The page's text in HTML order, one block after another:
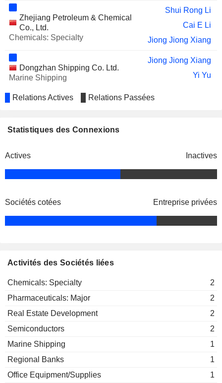
Zhejiang Petroleum & Chemical
Co., Ltd.
Chemicals: Specialty
Shui Rong Li
Cai E Li
Jiong Jiong Xiang
Dongzhan Shipping Co. Ltd.
Marine Shipping
Jiong Jiong Xiang
Yi Yu
Relations Actives Relations Passées
Statistiques des Connexions
Actives Inactives
Sociétés cotées Entreprise privées
Activités des Sociétés liées
Chemicals: Specialty
2
Pharmaceuticals: Major
2
Real Estate Development
2
Semiconductors
2
Marine Shipping
1
Regional Banks
1
Office Equipment/Supplies
1